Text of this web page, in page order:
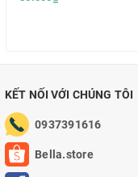
KẾT NỐI VỚI CHÚNG TÔI
0937391616
Bella.store